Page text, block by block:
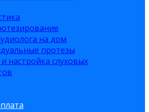
на дом
протезы
настройка слуховых